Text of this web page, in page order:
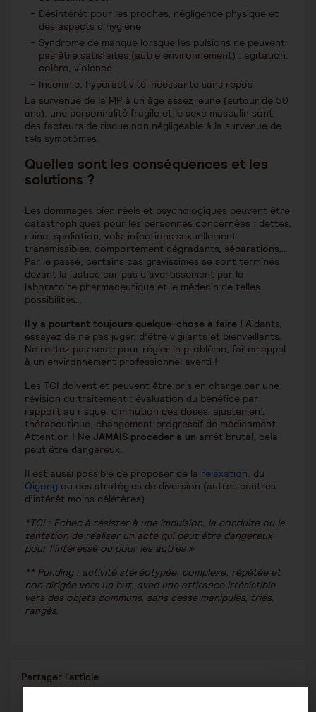
Désintérêt pour les proches, négligence physique et
des aspects d’hygiène
Syndrome de manque lorsque les pulsions ne peuvent
pas être satisfaites (autre environnement) : agitation,
colère, violence.
Insomnie, hyperactivité incessante sans repos
La survenue de la MP à un âge assez jeune (autour de 50
ans), une personnalité fragile et le sexe masculin sont
des facteurs de risque non négligeable à la survenue de
tels symptômes.
Quelles sont les conséquences et les
solutions ?
Les dommages bien réels et psychologiques peuvent être
catastrophiques pour les personnes concernées : dettes,
ruine, spoliation, vols, infections sexuellement
transmissibles, comportement dégradants, séparations…
Par le passé, certains cas gravissimes se sont terminés
devant la justice car pas d’avertissement par le
laboratoire pharmaceutique et le médecin de telles
possibilités…
Il y a pourtant toujours quelque-chose à faire ! Aidants,
essayez de ne pas juger, d’être vigilants et bienveillants.
Ne restez pas seuls pour régler le problème, faites appel
à un environnement professionnel averti !
Les TCI doivent et peuvent être pris en charge par une
révision du traitement : évaluation du bénéfice par
rapport au risque, diminution des doses, ajustement
thérapeutique, changement progressif de médicament.
Attention ! Ne JAMAIS procéder à un arrêt brutal, cela
peut être dangereux.
Il est aussi possible de proposer de la relaxation, du
Qigong ou des stratégies de diversion (autres centres
d’intérêt moins délétères).
*TCI : Echec à résister à une impulsion, la conduite ou la
tentation de réaliser un acte qui peut être dangereux
pour l’intéressé ou pour les autres »
** Punding : activité stéréotypée, complexe, répétée et
non dirigée vers un but, avec une attirance irrésistible
vers des objets communs, sans cesse manipulés, triés,
rangés.
Partager l'articlePartager
ce